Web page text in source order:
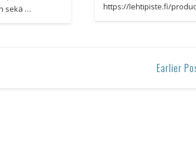
sekä …
https://lehtipiste.fi/
Earlier